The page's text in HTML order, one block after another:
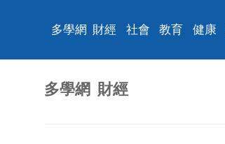
多學網 財經 社會 教育 健康
多學網 財經